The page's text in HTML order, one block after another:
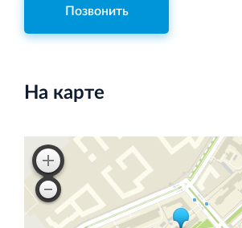
Позвонить
На карте